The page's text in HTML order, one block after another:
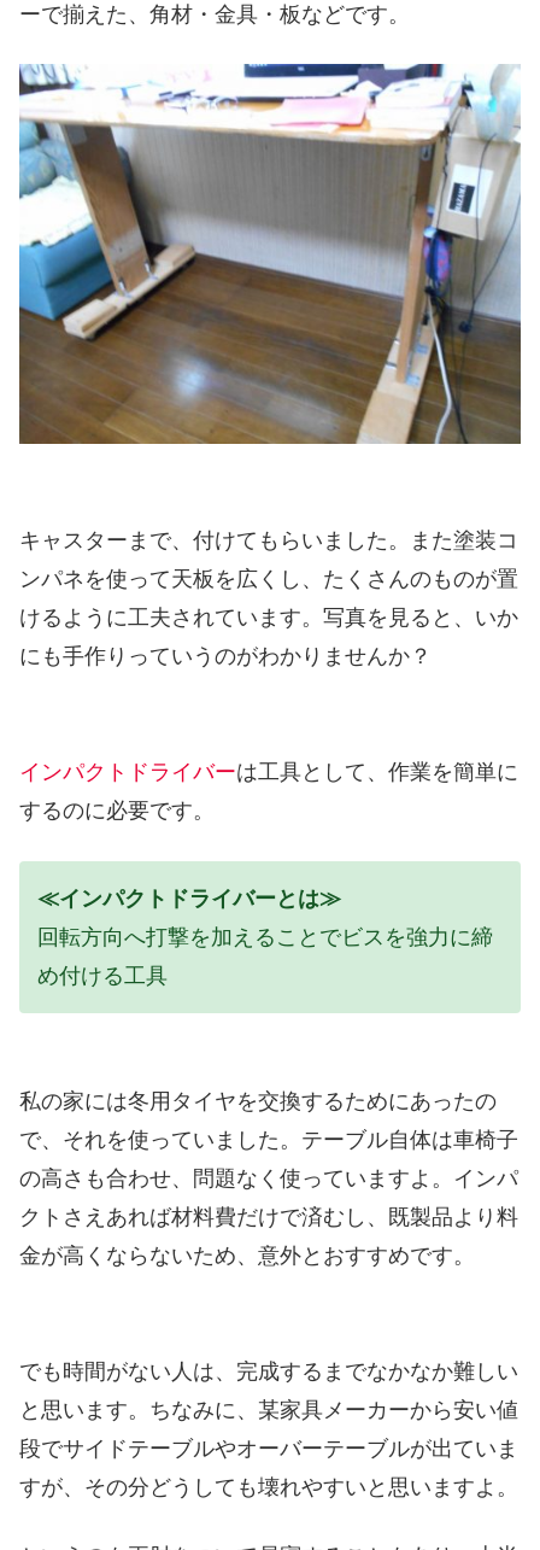
ーで揃えた、角材・金具・板などです。
キャスターまで、付けてもらいました。また塗装コ
ンパネを使って天板を広くし、たくさんのものが置
けるように工夫されています。写真を見ると、いか
にも手作りっていうのがわかりませんか？
インパクトドライバーは工具として、作業を簡単に
するのに必要です。
≪インパクトドライバーとは≫
回転方向へ打撃を加えることでビスを強力に締
め付ける工具
私の家には冬用タイヤを交換するためにあったの
で、それを使っていました。テーブル自体は車椅子
の高さも合わせ、問題なく使っていますよ。インパ
クトさえあれば材料費だけで済むし、既製品より料
金が高くならないため、意外とおすすめです。
でも時間がない人は、完成するまでなかなか難しい
と思います。ちなみに、某家具メーカーから安い値
段でサイドテーブルやオーバーテーブルが出ていま
すが、その分どうしても壊れやすいと思いますよ。